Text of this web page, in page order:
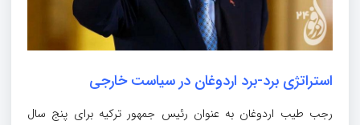
استراتژی برد-برد اردوغان در سیاست خارجی
رجب طیب اردوغان به عنوان رئیس جمهور ترکیه برای پنج سال